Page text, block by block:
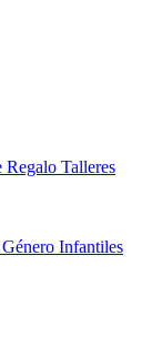
Regalo Talleres
Género Infantiles